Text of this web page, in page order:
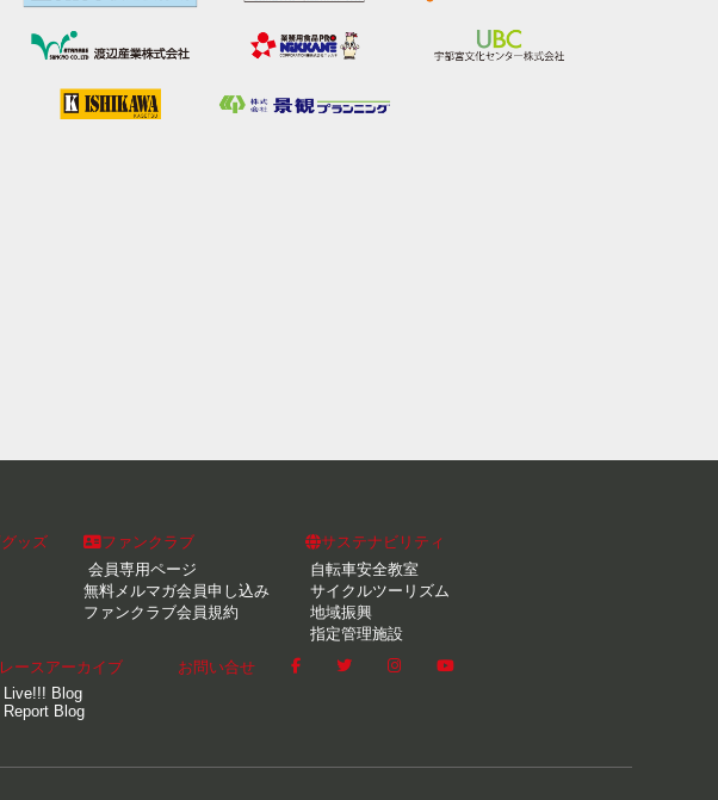
グッズ
ファンクラブ
会員専用ページ
無料メルマガ会員申し込み
ファンクラブ会員規約
サステナビリティ
自転車安全教室
サイクルツーリズム
地域振興
指定管理施設
レースアーカイブ
Live!!! Blog
Report Blog
お問い合せ